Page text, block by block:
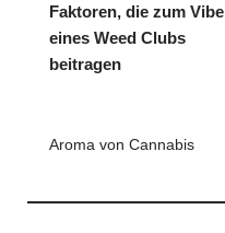
Faktoren, die zum Vibe
eines Weed Clubs
beitragen
Aroma von Cannabis